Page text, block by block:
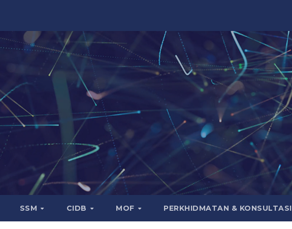
SSM CIDB MOF PERKHIDMATAN & KONSULTASI